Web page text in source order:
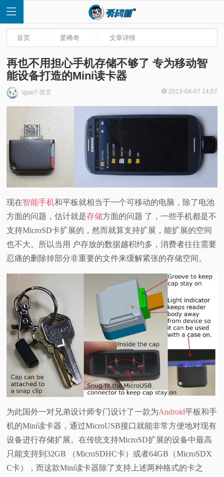
首
快
讯
评
测
视
普
专
题
首页 爱稀奇 文章详情
再也不用担心手机存储不够了 专为移动智
能设备打造的Mini读卡器
igao7-简言 2013-04-07 14:57
现在智能手机和平板就相当于一个可移动的电脑，除了电池
方面的问题，估计就是存储方面的问题 了，一些手机都是不
支持MicroSD卡扩展的，然而就算支持扩展，能扩展的空间
也不大。所以当用 户存放的数据越积约多，消费者往往需要
忍痛的删除掉部分非重要的文件来缓解紧张的存储空间。
为此国外一对兄弟设计师专门设计了一款为Android平板和手
机的Mini读卡器，通过MicroUSB接口就能非常方便地对现有
设备进行存储扩展。在传统支持MicroSD扩展的设备中最高
只能支持到32GB （MicroSDHC卡）或者64GB（MicroSDX
C卡），而这款Mini读卡器除了支持上述两种格式的卡之